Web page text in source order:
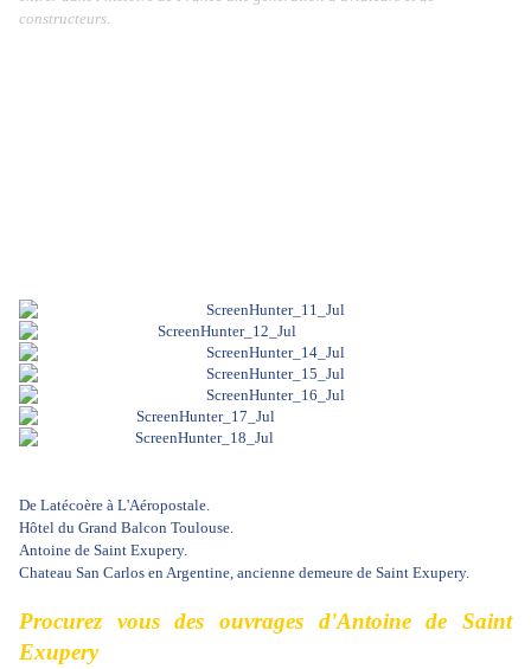
constructeurs.
De Latécoère à L'Aéropostale.
Hôtel du Grand Balcon Toulouse.
Antoine de Saint Exupery.
Chateau San Carlos en Argentine, ancienne demeure de Saint Exupery.
Procurez vous des ouvrages d'Antoine de Saint
Exupery